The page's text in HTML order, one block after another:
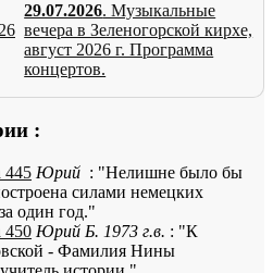
29.07.2026. Музыкальные
вечера в Зеленогорской кирхе,
август 2026 г. Программа
концертов.
:
Юрий : "Нелишне было бы
силами немецких
один год."
Юрий Б. 1973 г.в. : "К
- Фамилия Нины